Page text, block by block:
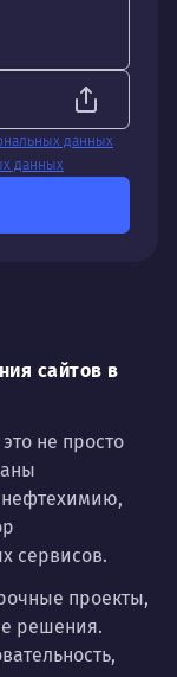
данных
данных
сайтов в
не просто
сервисов.
проекты,
решения.